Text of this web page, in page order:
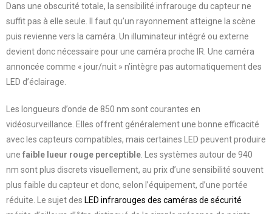
Dans une obscurité totale, la sensibilité infrarouge du capteur ne
suffit pas à elle seule. Il faut qu’un rayonnement atteigne la scène
puis revienne vers la caméra. Un illuminateur intégré ou externe
devient donc nécessaire pour une caméra proche IR. Une caméra
annoncée comme « jour/nuit » n’intègre pas automatiquement des
LED d’éclairage.
Les longueurs d’onde de 850 nm sont courantes en
vidéosurveillance. Elles offrent généralement une bonne efficacité
avec les capteurs compatibles, mais certaines LED peuvent produire
une faible lueur rouge perceptible . Les systèmes autour de 940
nm sont plus discrets visuellement, au prix d’une sensibilité souvent
plus faible du capteur et donc, selon l’équipement, d’une portée
réduite. Le sujet des LED infrarouges des caméras de sécurité